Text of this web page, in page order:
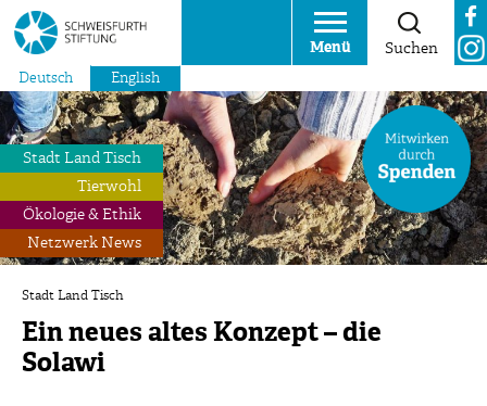
Menü Suchen
Deutsch English
Stadt Land Tisch
Tierwohl
Ökologie & Ethik
Netzwerk News
Stadt Land Tisch
Ein neues altes Konzept – die
Solawi